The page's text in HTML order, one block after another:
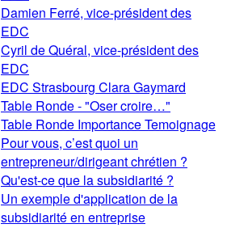
Damien Ferré, vice-président des
EDC
Cyril de Quéral, vice-président des
EDC
EDC Strasbourg Clara Gaymard
Table Ronde - "Oser croire…"
Table Ronde Importance Temoignage
Pour vous, c’est quoi un
entrepreneur/dirigeant chrétien ?
Qu'est-ce que la subsidiarité ?
Un exemple d'application de la
subsidiarité en entreprise